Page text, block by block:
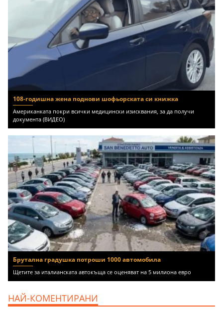
108-годишна жена поднови шофьорската си книжка
Американката покри всички медицински изисквания, за да получи
документа (ВИДЕО)
Брутална градушка потроши 1000 автомобила
Щетите за италианската автокъща се оценяват на 5 милиона евро
НАЙ-КОМЕНТИРАНИ